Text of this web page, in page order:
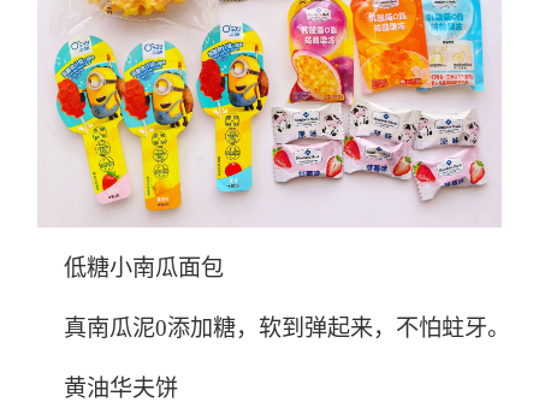
低糖小南瓜面包
真南瓜泥0添加糖，软到弹起来，不怕蛀牙。
黄油华夫饼